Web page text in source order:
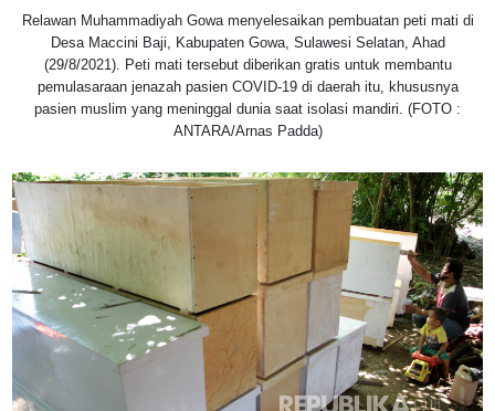
Relawan Muhammadiyah Gowa menyelesaikan pembuatan peti mati di
Desa Maccini Baji, Kabupaten Gowa, Sulawesi Selatan, Ahad
(29/8/2021). Peti mati tersebut diberikan gratis untuk membantu
pemulasaraan jenazah pasien COVID-19 di daerah itu, khususnya
pasien muslim yang meninggal dunia saat isolasi mandiri. (FOTO :
ANTARA/Arnas Padda)